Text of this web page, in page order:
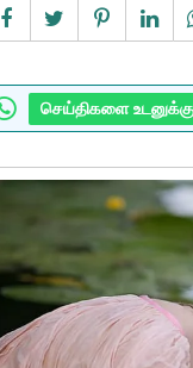
செய்திகளை